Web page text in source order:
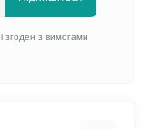
і згоден з вимогами